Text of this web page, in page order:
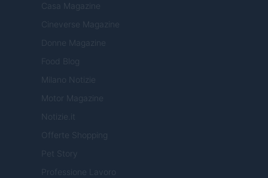
Casa Magazine
Cineverse Magazine
Donne Magazine
Food Blog
Milano Notizie
Motor Magazine
Notizie.it
Offerte Shopping
Pet Story
Professione Lavoro